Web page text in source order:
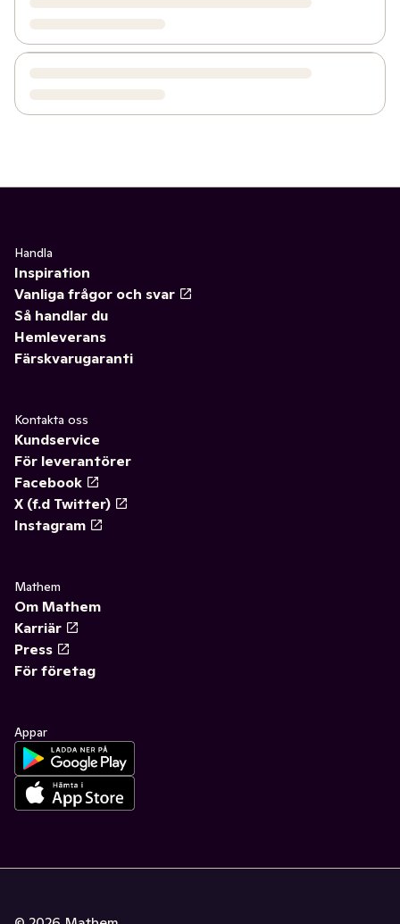
Handla
Inspiration
Vanliga frågor och svar
Så handlar du
Hemleverans
Färskvarugaranti
Kontakta oss
Kundservice
För leverantörer
Facebook
X (f.d Twitter)
Instagram
Mathem
Om Mathem
Karriär
Press
För företag
Appar